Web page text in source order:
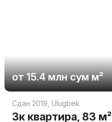
от15.4 млн сумм²
Сдан 2019 Ulugbek
3к квартира, 83 м²